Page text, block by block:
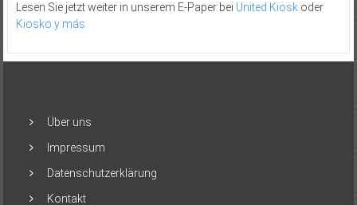
Lesen Sie jetzt weiter in unserem E-Paper bei United Kioskoder
Kiosko y más.
Über uns
Impressum
Datenschutzerklärung
Kontakt